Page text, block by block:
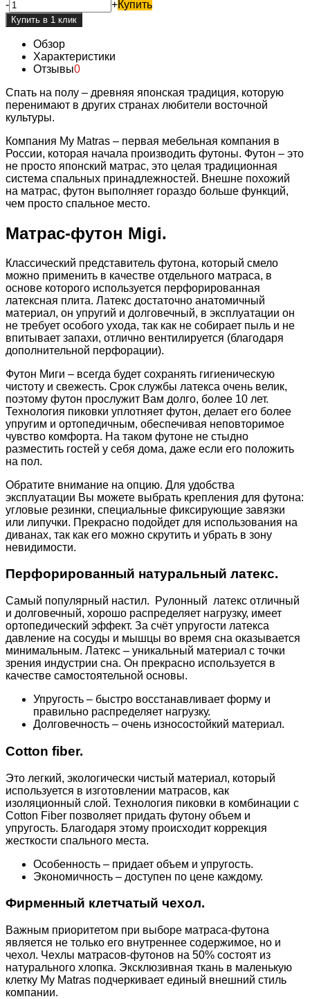
- +Купить
Обзор
Характеристики
Отзывы0
Спать на полу – древняя японская традиция, которую
перенимают в других странах любители восточной
культуры.
Компания My Matras – первая мебельная компания в
России, которая начала производить футоны. Футон – это
не просто японский матрас, это целая традиционная
система спальных принадлежностей. Внешне похожий
на матрас, футон выполняет гораздо больше функций,
чем просто спальное место.
Матрас-футон Migi.
Классический представитель футона, который смело
можно применить в качестве отдельного матраса, в
основе которого используется перфорированная
латексная плита. Латекс достаточно анатомичный
материал, он упругий и долговечный, в эксплуатации он
не требует особого ухода, так как не собирает пыль и не
впитывает запахи, отлично вентилируется (благодаря
дополнительной перфорации).
Футон Миги – всегда будет сохранять гигиеническую
чистоту и свежесть. Срок службы латекса очень велик,
поэтому футон прослужит Вам долго, более 10 лет.
Технология пиковки уплотняет футон, делает его более
упругим и ортопедичным, обеспечивая неповторимое
чувство комфорта. На таком футоне не стыдно
разместить гостей у себя дома, даже если его положить
на пол.
Обратите внимание на опцию. Для удобства
эксплуатации Вы можете выбрать крепления для футона:
угловые резинки, специальные фиксирующие завязки
или липучки. Прекрасно подойдет для использования на
диванах, так как его можно скрутить и убрать в зону
невидимости.
Перфорированный натуральный латекс.
Самый популярный настил. Рулонный латекс отличный
и долговечный, хорошо распределяет нагрузку, имеет
ортопедический эффект. За счёт упругости латекса
давление на сосуды и мышцы во время сна оказывается
минимальным. Латекс – уникальный материал с точки
зрения индустрии сна. Он прекрасно используется в
качестве самостоятельной основы.
Упругость – быстро восстанавливает форму и
правильно распределяет нагрузку.
Долговечность – очень износостойкий материал.
Cotton fiber.
Это легкий, экологически чистый материал, который
используется в изготовлении матрасов, как
изоляционный слой. Технология пиковки в комбинации с
Cotton Fiber позволяет придать футону объем и
упругость. Благодаря этому происходит коррекция
жесткости спального места.
Особенность – придает объем и упругость.
Экономичность – доступен по цене каждому.
Фирменный клетчатый чехол.
Важным приоритетом при выборе матраса-футона
является не только его внутреннее содержимое, но и
чехол. Чехлы матрасов-футонов на 50% состоят из
натурального хлопка. Эксклюзивная ткань в маленькую
клетку My Matras подчеркивает единый внешний стиль
компании.